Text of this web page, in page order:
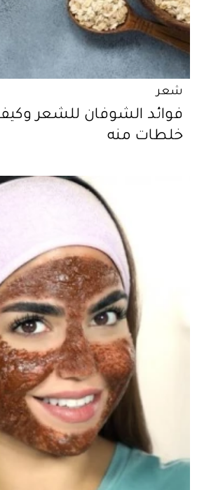
شعر
فوائد الشوفان للشعر
خلطات منه